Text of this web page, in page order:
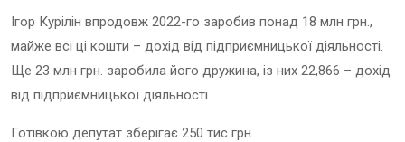
Ігор Курілін впродовж 2022-го заробив понад 18 млн грн.,
майже всі ці кошти – дохід від підприємницької діяльності.
Ще 23 млн грн. заробила його дружина, із них 22,866 – дохід
від підприємницької діяльності.
Готівкою депутат зберігає 250 тис грн..